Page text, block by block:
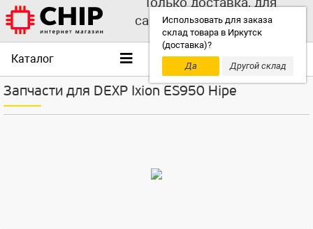
Использовать для заказа
склад товара в Иркутск
(доставка)?
Да
Другой склад
самовывоза выбирайте
другой склад!
Каталог
Запчасти для DEXP Ixion ES950 Hipe